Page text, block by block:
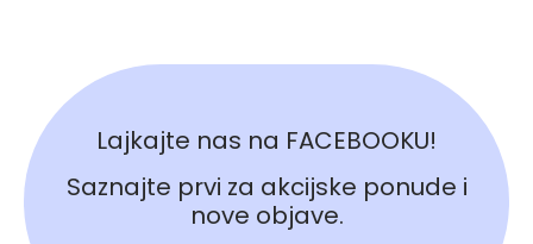
Lajkajte nas na FACEBOOKU!
Saznajte prvi za akcijske ponude i
nove objave.